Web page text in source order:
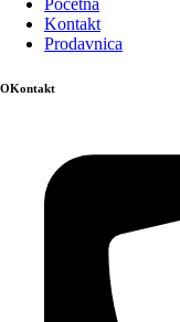
Kontakt
Prodavnica
OKontakt